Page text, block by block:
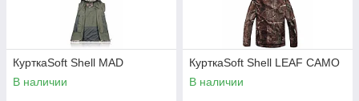
КурткаSoft Shell MAD
В наличии
КурткаSoft Shell LEAF CAMO
В наличии